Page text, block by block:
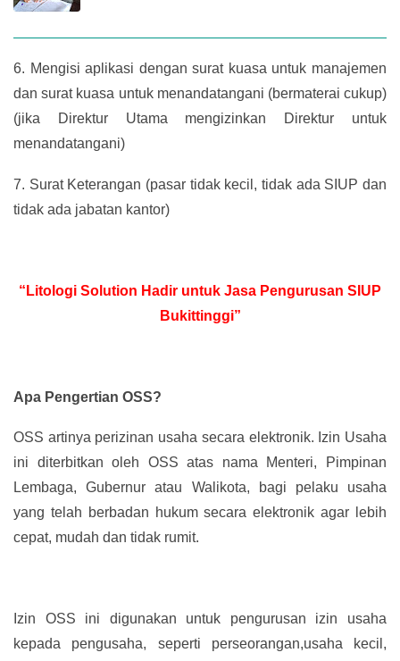
6. Mengisi aplikasi dengan surat kuasa untuk manajemen
dan surat kuasa untuk menandatangani (bermaterai cukup)
(jika Direktur Utama mengizinkan Direktur untuk
menandatangani)
7. Surat Keterangan (pasar tidak kecil, tidak ada SIUP dan
tidak ada jabatan kantor)
“Litologi Solution Hadir untuk Jasa Pengurusan SIUP
Bukittinggi”
Apa Pengertian OSS?
OSS artinya perizinan usaha secara elektronik. Izin Usaha
ini diterbitkan oleh OSS atas nama Menteri, Pimpinan
Lembaga, Gubernur atau Walikota, bagi pelaku usaha
yang telah berbadan hukum secara elektronik agar lebih
cepat, mudah dan tidak rumit.
Izin OSS ini digunakan untuk pengurusan izin usaha
kepada pengusaha, seperti perseorangan,usaha kecil,